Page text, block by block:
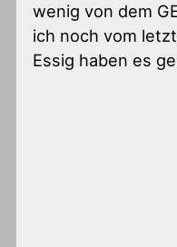
wenig von dem
ich noch vom
Essig haben es